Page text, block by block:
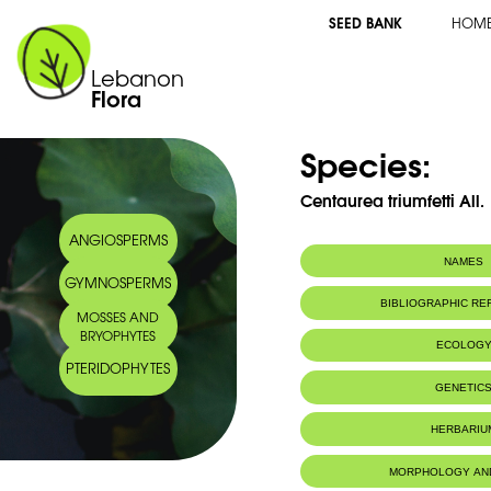
Lebanon
Flora
SEED BANK
ANGIOSPERMS
GYMNOSPERMS
MOSSES AND
BRYOPHYTES
PTERIDOPHYTES
Species:
Centaurea triumfetti All.
NAMES
Arabic name: قنطريون ترينفتي
BIBLIOGRAPHIC
ECOLOGY
Terrains
MORPHOLOGY